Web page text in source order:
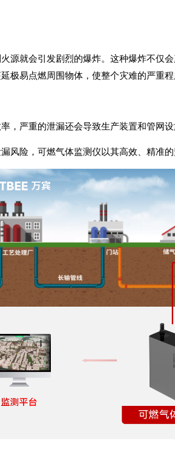
源就会引发剧烈的爆炸。这种爆炸不仅
极易点燃周围物体，使整个灾难的严重程
，严重的泄漏还会导致生产装置和管网
风险，可燃气体监测仪以其高效、精准